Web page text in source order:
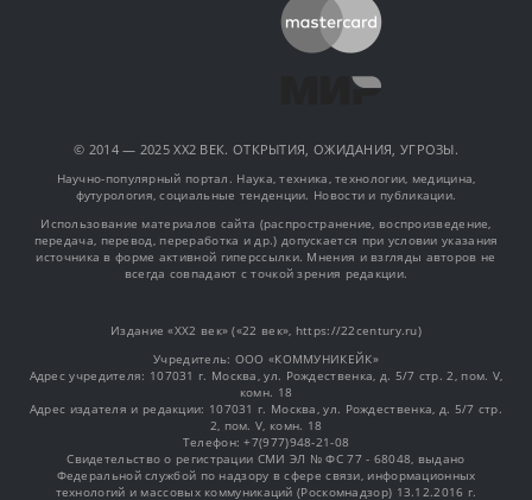
© 2014 — 2025 XX2 ВЕК. ОТКРЫТИЯ, ОЖИДАНИЯ, УГРОЗЫ.
Научно-популярный портал. Наука, техника, технологии, медицина,
футурология, социальные тенденции. Новости и публикации.
Использование материалов сайта (распространение, воспроизведение,
передача, перевод, переработка и др.) допускается при условии указания
источника в форме активной гиперссылки. Мнения и взгляды авторов не
всегда совпадают с точкой зрения редакции.
Издание «XX2 век» («22 век», https://22century.ru)
Учредитель: OOO «КОММУНИКЕЙК»
Адрес учредителя: 107031 г. Москва, ул. Рождественка, д. 5/7 стр. 2, пом. V,
комн. 18
Адрес издателя и редакции: 107031 г. Москва, ул. Рождественка, д. 5/7 стр.
2, пом. V, комн. 18
Телефон: +7(977)948-21-08
Свидетельство о регистрации СМИ ЭЛ № ФС 77 - 68048, выдано
Федеральной службой по надзору в сфере связи, информационных
технологий и массовых коммуникаций (Роскомнадзор) 13.12.2016 г.